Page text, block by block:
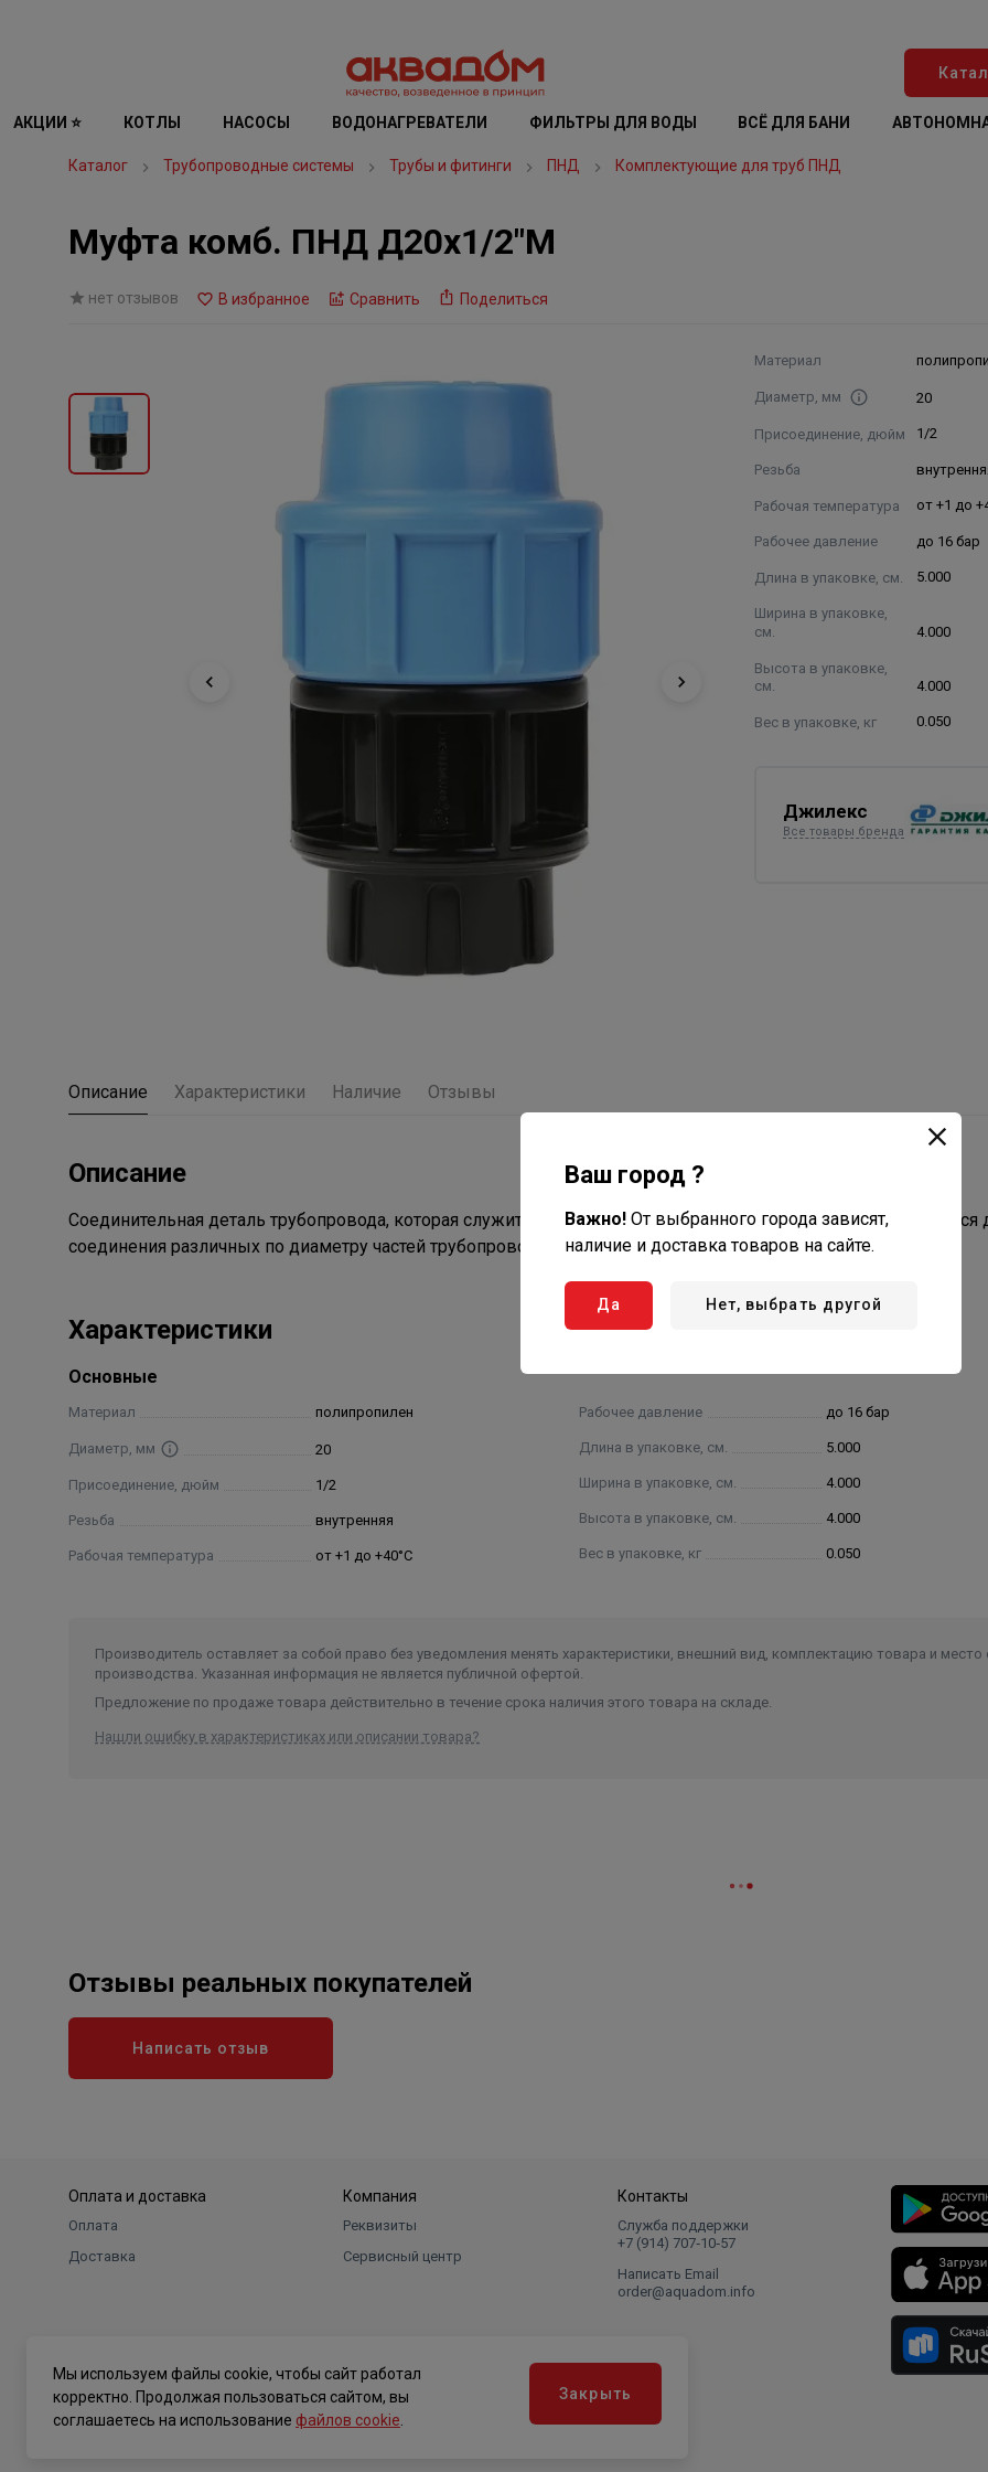
АКЦИИ ⭐ КОТЛЫ НАСОСЫ ВОДОНАГРЕВАТЕЛИ ФИЛЬТРЫ ДЛЯ ВОДЫ ВСЁ ДЛЯ БАНИ
Каталог Трубопроводные системы Трубы и фитинги ПНД Комплектующие для труб ПНД
Муфта комб. ПНД Д20х1/2"М
нет отзывов В избранное Сравнить Поделиться
Материал
Диаметр, мм 20
Присоединение, дюйм 1/2
Резьба
Рабочая температура от +1 до
Рабочее давление до 16 бар
Длина в упаковке, см. 5.000
Ширина в упаковке,
см.
4.000
Высота в упаковке,
см.
4.000
Вес в упаковке, кг 0.050
Джилекс
Все товары бренда
Описание Характеристики Наличие Отзывы
Описание
Соединительная деталь трубопровода, которая служит для монтажа его разветвлений, а так же используется
соединения различных по диаметру частей трубопроводной конструкции.
Характеристики
Основные
Материал полипропилен
Диаметр, мм 20
Присоединение, дюйм 1/2
Резьба внутренняя
Рабочая температура от +1 до +40°C
Рабочее давление до 16 бар
Длина в упаковке, см. 5.000
Ширина в упаковке, см. 4.000
Высота в упаковке, см. 4.000
Вес в упаковке, кг 0.050
Производитель оставляет за собой право без уведомления менять характеристики, внешний вид, комплектацию товара и место
производства. Указанная информация не является публичной офертой.
Предложение по продаже товара действительно в течение срока наличия этого товара на складе.
Нашли ошибку в характеристиках или описании товара?
Отзывы реальных покупателей
Написать отзыв
Оплата и доставка
Оплата
Доставка
Компания
Реквизиты
Сервисный центр
Контакты
Служба поддержки
+7 (914) 707‑10‑57
Написать Email
order@aquadom.info
Ваш город ?
Важно! От выбранного города зависят,
наличие и доставка товаров на сайте.
Да Нет, выбрать другой
Мы используем файлы cookie, чтобы сайт работал
корректно. Продолжая пользоваться сайтом, вы
соглашаетесь на использование файлов cookie
Закрыть